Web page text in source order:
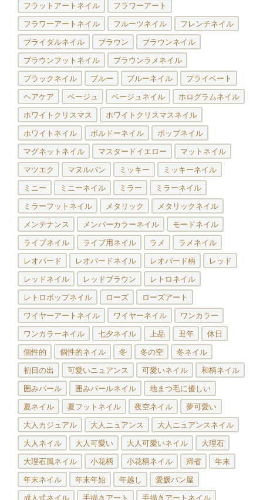
フラットアートネイル フラワーアート
フラワーアートネイル フルーツネイル フレンチネイル
ブライダルネイル ブラウン ブラウンネイル
ブラウンフットネイル ブラウンラメネイル
ブラックネイル ブルー ブルーネイル プライベート
ヘアケア ベージュ ベージュネイル ホログラムネイル
ホワイトクリスマス ホワイトクリスマスネイル
ホワイトネイル ボルドーネイル ポップネイル
マグネットネイル マスタードイエロー マットネイル
マツエク マヌルパン ミッキー ミッキーネイル
ミニー ミニーネイル ミラー ミラーネイル
ミラーフットネイル メタリック メタリックネイル
メンテナンス メンバーカラーネイル モードネイル
ライブネイル ライブ用ネイル ラメ ラメネイル
レオパード レオパードネイル レオパード柄 レッド
レッドネイル レッドブラウン レトロネイル
レトロポップネイル ローズ ローズアート
ワイヤーアートネイル ワイヤーネイル ワンカラー
ワンカラーネイル 七夕ネイル 上品 丑年 休日
個性的 個性的ネイル 冬 冬の空 冬ネイル
初日の出 可愛いニュアンス 可愛いネイル 和柄ネイル
囲みパール 囲みパールネイル 地まつ毛に優しい
夏ネイル 夏フットネイル 夜空ネイル 夢可愛い
大人カジュアル 大人ニュアンス 大人ニュアンスネイル
大人ネイル 大人可愛い 大人可愛いネイル 大理石
大理石風ネイル 小花柄 小花柄ネイル 帰省 年末
年末ネイル 年末年始 年越し 愛媛パン屋
成人式ネイル 手描きアート 手描きアートネイル